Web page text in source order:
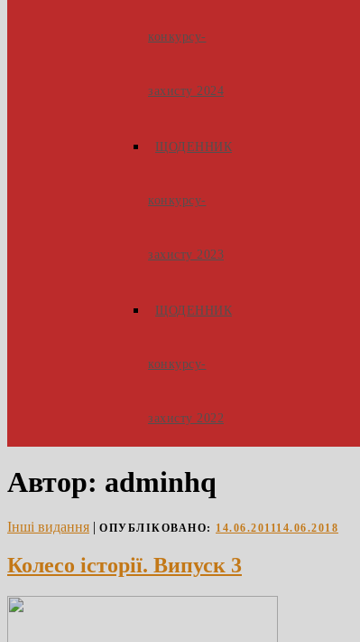
конкурсу-
захисту 2024
ЩОДЕННИК
конкурсу-
захисту 2023
ЩОДЕННИК
конкурсу-
захисту 2022
Автор: adminhq
Інші видання | ОПУБЛІКОВАНО: 14.06.201114.06.2018
Колесо історії. Випуск 3